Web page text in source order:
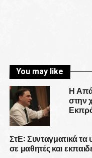
You may like
Η
στην
ΣτΕ: Συνταγματικά τα
σε μαθητές και